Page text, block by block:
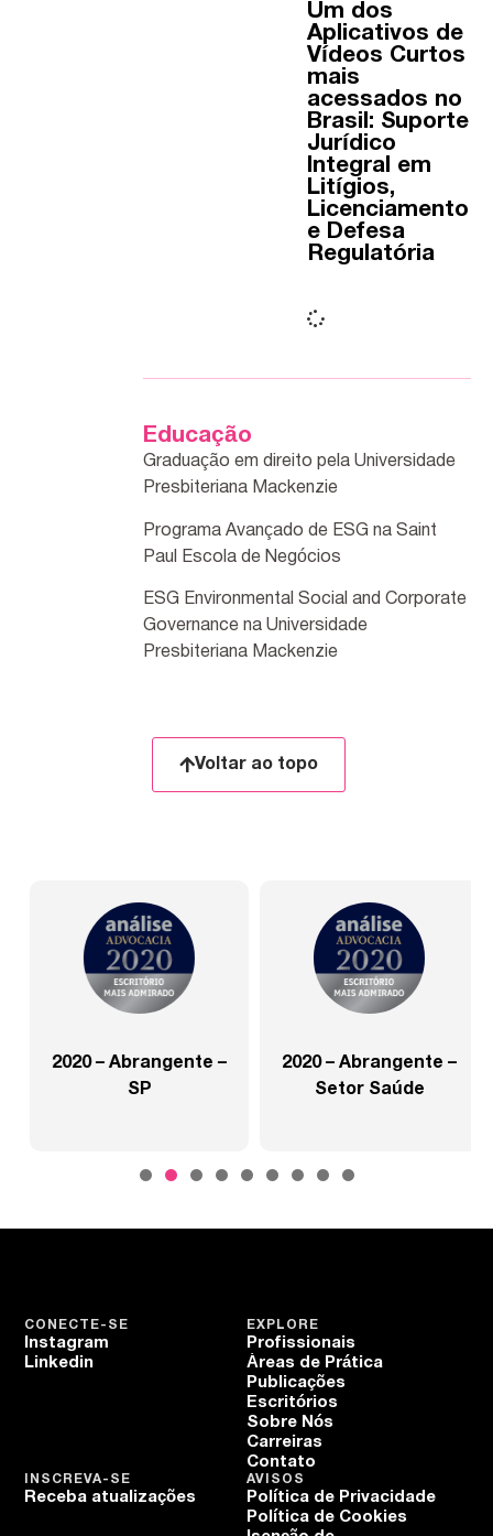
Um dos
Aplicativos de
Vídeos Curtos
mais
acessados no
Brasil: Suporte
Jurídico
Integral em
Litígios,
Licenciamento
e Defesa
Regulatória
Educação
Graduação em direito pela Universidade
Presbiteriana Mackenzie
Programa Avançado de ESG na Saint
Paul Escola de Negócios
ESG Environmental Social and Corporate
Governance na Universidade
Presbiteriana Mackenzie
Voltar ao topo
2020 – Abrangente –
SP
2020 – Abrangente –
Setor Saúde
EXPLORE
Profissionais
Áreas de Prática
Publicações
Escritórios
Sobre Nós
Carreiras
Contato
CONECTE-SE
Instagram
Linkedin
AVISOS
Política de Privacidade
Política de Cookies
INSCREVA-SE
Receba atualizações